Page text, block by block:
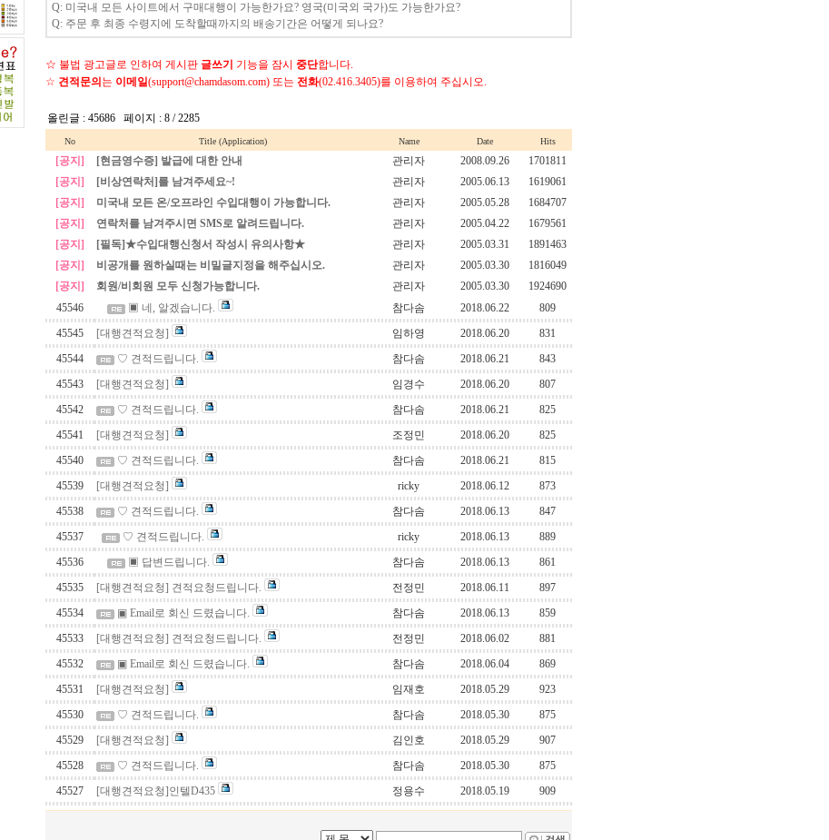
Q: 미국내 모든 사이트에서 구매대행이 가능한가요? 영국(미국외 국가)도 가능한가요?
Q: 주문 후 최종 수령지에 도착할때까지의 배송기간은 어떻게 되나요?
☆ 불법 광고글로 인하여 게시판 글쓰기 기능을 잠시 중단합니다.
☆ 견적문의 는 이메일(support@chamdasom.com) 또는 전화(02.416.3405)를 이용하여 주십시오.
올린글 : 45686 페이지 : 8 / 2285
No Title (Application) Name Date Hits
[공지] [현금영수증] 발급에 대한 안내 관리자 2008.09.26
1701811
[공지]
[비상연락처]를 남겨주세요~! 관리자 2005.06.13
1619061
[공지]
미국내 모든 온/오프라인 수입대행이 가능합니다. 관리자 2005.05.28
1684707
[공지]
연락처를 남겨주시면 SMS로 알려드립니다. 관리자 2005.04.22
1679561
[공지]
[필독]★수입대행신청서 작성시 유의사항★ 관리자 2005.03.31
1891463
[공지]
비공개를 원하실때는 비밀글지정을 해주십시오. 관리자 2005.03.30
1816049
[공지]
회원/비회원 모두 신청가능합니다. 관리자 2005.03.30
1924690
45546
▣ 네, 알겠습니다. 참다솜 2018.06.22
809
45545
[대행견적요청] 임하영 2018.06.20
831
45544
♡ 견적드립니다. 참다솜 2018.06.21
843
45543
[대행견적요청] 임경수 2018.06.20
807
45542
♡ 견적드립니다. 참다솜 2018.06.21
825
45541
[대행견적요청] 조정민 2018.06.20
825
45540
♡ 견적드립니다. 참다솜 2018.06.21
815
45539
[대행견적요청] ricky 2018.06.12
873
45538
♡ 견적드립니다. 참다솜 2018.06.13
847
45537
♡ 견적드립니다. ricky 2018.06.13
889
45536
▣ 답변드립니다. 참다솜 2018.06.13
861
45535
[대행견적요청] 견적요청드립니다. 전정민 2018.06.11
897
45534
▣ Email로 회신 드렸습니다. 참다솜 2018.06.13
859
45533
[대행견적요청] 견적요청드립니다. 전정민 2018.06.02
881
45532
▣ Email로 회신 드렸습니다. 참다솜 2018.06.04
869
45531
[대행견적요청] 임재호 2018.05.29
923
45530
♡ 견적드립니다. 참다솜 2018.05.30
875
45529
[대행견적요청] 김인호 2018.05.29
907
45528
♡ 견적드립니다. 참다솜 2018.05.30
875
45527
[대행견적요청]인텔D435 정용수 2018.05.19 909